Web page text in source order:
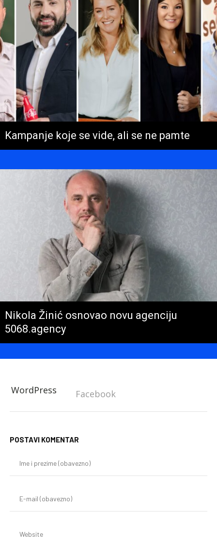
Kampanje koje se vide, ali se ne pamte
Nikola Žinić osnovao novu agenciju
5068.agency
WordPress Facebook
POSTAVI KOMENTAR